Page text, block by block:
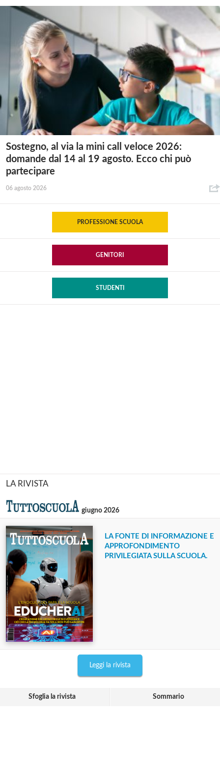
Sostegno, al via la mini call veloce 2026:
domande dal 14 al 19 agosto. Ecco chi può
partecipare
06 agosto 2026
PROFESSIONE SCUOLA
GENITORI
STUDENTI
LA RIVISTA
giugno 2026
LA FONTE DI INFORMAZIONE E
APPROFONDIMENTO
PRIVILEGIATA SULLA SCUOLA.
Leggi la rivista
Sfoglia la rivista Sommario